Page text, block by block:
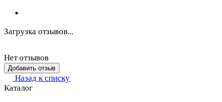
Загрузка отзывов...
Нет отзывов
Добавить отзыв
Назад к списку
Каталог